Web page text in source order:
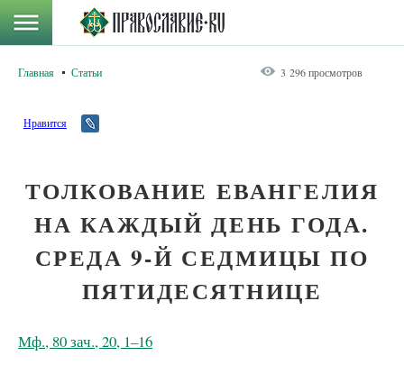
Главная Статьи 3 296 просмотров
Нравится
ТОЛКОВАНИЕ ЕВАНГЕЛИЯ
НА КАЖДЫЙ ДЕНЬ ГОДА.
СРЕДА 9-Й СЕДМИЦЫ ПО
ПЯТИДЕСЯТНИЦЕ
Мф., 80 зач., 20, 1–16